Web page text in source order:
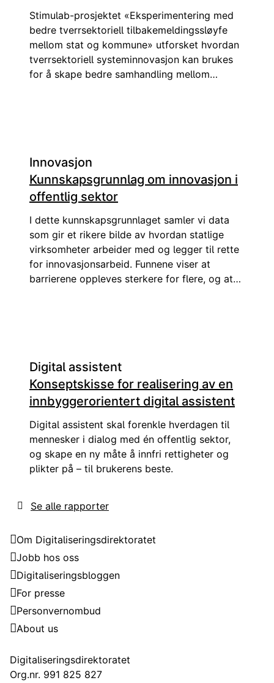
Stimulab-prosjektet «Eksperimentering med
bedre tverrsektoriell tilbakemeldingssløyfe
mellom stat og kommune» utforsket hvordan
tverrsektoriell systeminnovasjon kan brukes
for å skape bedre samhandling mellom
Innovasjon
Kunnskapsgrunnlag om innovasjon i
offentlig sektor
I dette kunnskapsgrunnlaget samler vi data
som gir et rikere bilde av hvordan statlige
virksomheter arbeider med og legger til rette
for innovasjonsarbeid. Funnene viser at
barrierene oppleves sterkere for flere, og at
Digital assistent
Konseptskisse for realisering av en
innbyggerorientert digital assistent
Digital assistent skal forenkle hverdagen til
mennesker i dialog med én offentlig sektor,
og skape en ny måte å innfri rettigheter og
plikter på – til brukerens beste.
Se alle rapporter
Om Digitaliseringsdirektoratet
Jobb hos oss
Digitaliseringsbloggen
For presse
Personvernombud
About us
Digitaliseringsdirektoratet
Org.nr. 991 825 827